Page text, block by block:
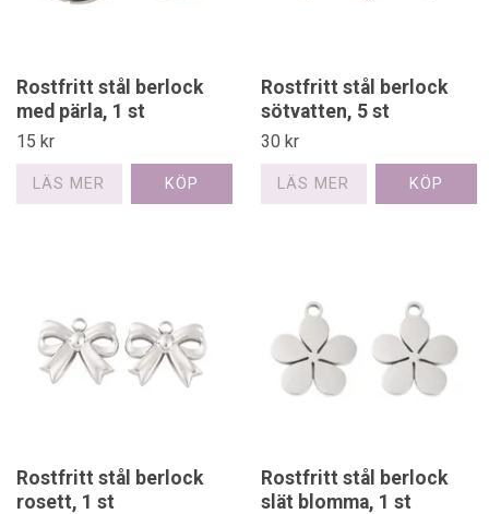
Rostfritt stål berlock
med pärla, 1 st
15 kr
LÄS MER
Rostfritt stål berlock
sötvatten, 5 st
30 kr
LÄS MER
Rostfritt stål berlock
rosett, 1 st
Rostfritt stål berlock
slät blomma, 1 st